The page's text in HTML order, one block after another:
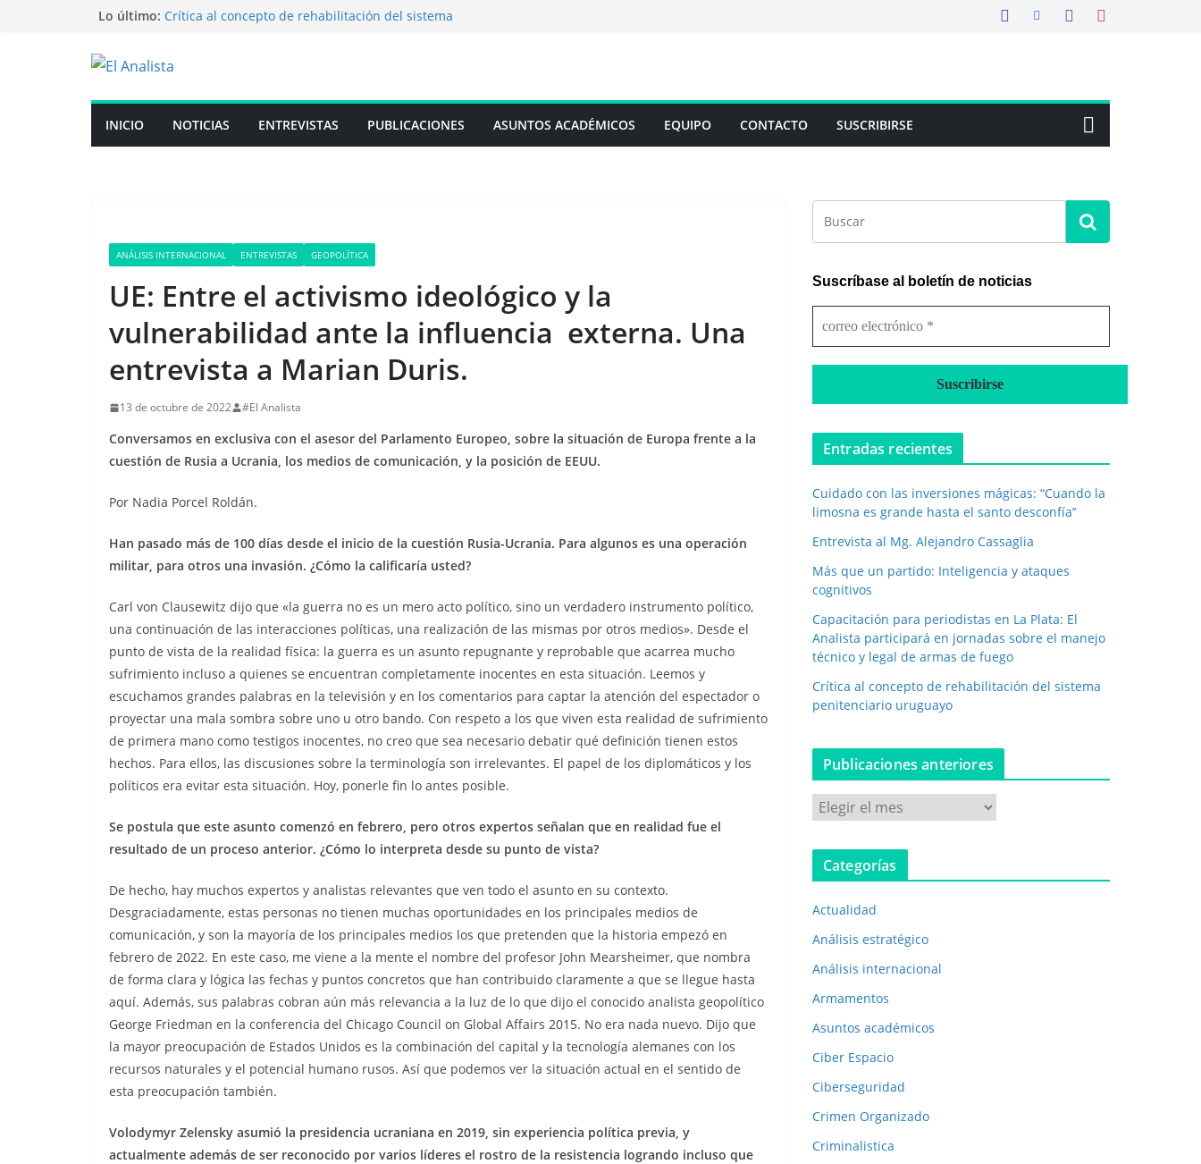
Lo último: Crítica al concepto de rehabilitación del sistema
es grande hasta el santo desconfía’’
Más que un partido: Inteligencia y ataques cognitivos
Capacitación para periodistas en La Plata: El Analista
INICIO NOTICIAS ENTREVISTAS PUBLICACIONES ASUNTOS ACADÉMICOS EQUIPO CONTACTO SUSCRIBIRSE
ANÁLISIS INTERNACIONAL ENTREVISTAS GEOPOLÍTICA
UE: Entre el activismo ideológico y la
vulnerabilidad ante la influencia externa. Una
entrevista a Marian Duris.
13 de octubre de 2022 #El Analista
Conversamos en exclusiva con el asesor del Parlamento Europeo, sobre la situación de Europa frente a la
cuestión de Rusia a Ucrania, los medios de comunicación, y la posición de EEUU.
Por Nadia Porcel Roldán.
Han pasado más de 100 días desde el inicio de la cuestión Rusia-Ucrania. Para algunos es una operación
militar, para otros una invasión. ¿Cómo la calificaría usted?
Carl von Clausewitz dijo que «la guerra no es un mero acto político, sino un verdadero instrumento político,
una continuación de las interacciones políticas, una realización de las mismas por otros medios». Desde el
punto de vista de la realidad física: la guerra es un asunto repugnante y reprobable que acarrea mucho
sufrimiento incluso a quienes se encuentran completamente inocentes en esta situación. Leemos y
escuchamos grandes palabras en la televisión y en los comentarios para captar la atención del espectador o
proyectar una mala sombra sobre uno u otro bando. Con respeto a los que viven esta realidad de sufrimiento
de primera mano como testigos inocentes, no creo que sea necesario debatir qué definición tienen estos
hechos. Para ellos, las discusiones sobre la terminología son irrelevantes. El papel de los diplomáticos y los
políticos era evitar esta situación. Hoy, ponerle fin lo antes posible.
Se postula que este asunto comenzó en febrero, pero otros expertos señalan que en realidad fue el
resultado de un proceso anterior. ¿Cómo lo interpreta desde su punto de vista?
De hecho, hay muchos expertos y analistas relevantes que ven todo el asunto en su contexto.
Desgraciadamente, estas personas no tienen muchas oportunidades en los principales medios de
comunicación, y son la mayoría de los principales medios los que pretenden que la historia empezó en
febrero de 2022. En este caso, me viene a la mente el nombre del profesor John Mearsheimer, que nombra
de forma clara y lógica las fechas y puntos concretos que han contribuido claramente a que se llegue hasta
aquí. Además, sus palabras cobran aún más relevancia a la luz de lo que dijo el conocido analista geopolítico
George Friedman en la conferencia del Chicago Council on Global Affairs 2015. No era nada nuevo. Dijo que
la mayor preocupación de Estados Unidos es la combinación del capital y la tecnología alemanes con los
recursos naturales y el potencial humano rusos. Así que podemos ver la situación actual en el sentido de
esta preocupación también.
Volodymyr Zelensky asumió la presidencia ucraniana en 2019, sin experiencia política previa, y
actualmente además de ser reconocido por varios líderes el rostro de la resistencia logrando incluso que
Suscríbase al boletín de noticias
r
r
e
o
l
t
r
n
i
*
Entradas recientes
Cuidado con las inversiones mágicas: “Cuando la
limosna es grande hasta el santo desconfía’’
Entrevista al Mg. Alejandro Cassaglia
Más que un partido: Inteligencia y ataques
cognitivos
Capacitación para periodistas en La Plata: El
Analista participará en jornadas sobre el manejo
técnico y legal de armas de fuego
Crítica al concepto de rehabilitación del sistema
penitenciario uruguayo
Publicaciones anteriores
u
b
c
a
c
o
n
e
a
n
t
Categorías
Actualidad
Análisis estratégico
Análisis internacional
Armamentos
Asuntos académicos
Ciber Espacio
Ciberseguridad
Crimen Organizado
Criminalistica